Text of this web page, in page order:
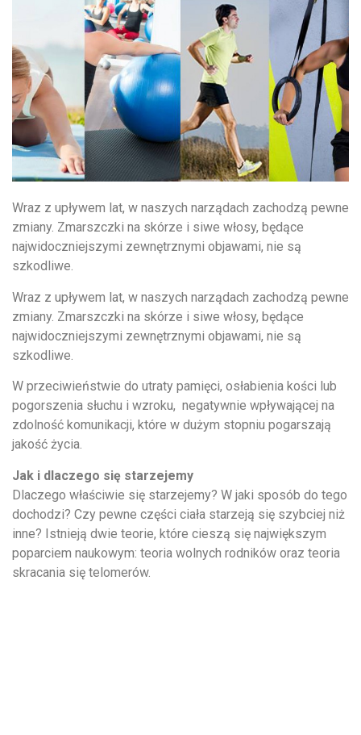
Wraz z upływem lat, w naszych narządach zachodzą pewne
zmiany. Zmarszczki na skórze i siwe włosy, będące
najwidoczniejszymi zewnętrznymi objawami, nie są
szkodliwe.
Wraz z upływem lat, w naszych narządach zachodzą pewne
zmiany. Zmarszczki na skórze i siwe włosy, będące
najwidoczniejszymi zewnętrznymi objawami, nie są
szkodliwe.
W przeciwieństwie do utraty pamięci, osłabienia kości lub
pogorszenia słuchu i wzroku, negatywnie wpływającej na
zdolność komunikacji, które w dużym stopniu pogarszają
jakość życia.
Jak i dlaczego się starzejemy
Dlaczego właściwie się starzejemy? W jaki sposób do tego
dochodzi? Czy pewne części ciała starzeją się szybciej niż
inne? Istnieją dwie teorie, które cieszą się największym
poparciem naukowym: teoria wolnych rodników oraz teoria
skracania się telomerów.